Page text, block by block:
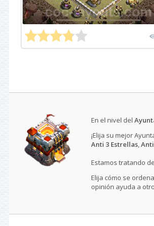
En el nivel del
¡Elija su mejor
Anti 3 Estrellas,
Estamos tratando
Elija cómo se
opinión ayuda a